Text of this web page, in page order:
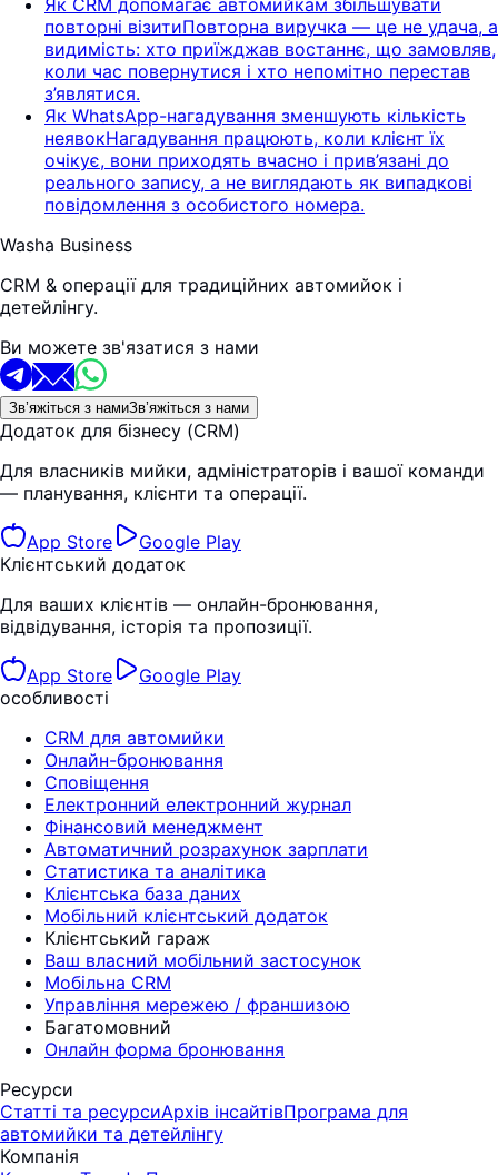
повторні візитиПовторна виручка — це не удача, а
видимість: хто приїжджав востаннє, що замовляв,
коли час повернутися і хто непомітно перестав
з’являтися.
Як WhatsApp-нагадування зменшують кількість
неявокНагадування працюють, коли клієнт їх
очікує, вони приходять вчасно і прив’язані до
реального запису, а не виглядають як випадкові
повідомлення з особистого номера.
Washa Business
CRM & операції для традиційних автомийок і
детейлінгу.
Ви можете зв'язатися з нами
Зв’яжіться з намиЗв’яжіться з нами
Додаток для бізнесу (CRM)
Для власників мийки, адміністраторів і вашої команди
— планування, клієнти та операції.
App Store
Google Play
Клієнтський додаток
Для ваших клієнтів — онлайн-бронювання,
відвідування, історія та пропозиції.
App Store
Google Play
особливості
CRM для автомийки
Онлайн-бронювання
Сповіщення
Електронний електронний журнал
Фінансовий менеджмент
Автоматичний розрахунок зарплати
Статистика та аналітика
Клієнтська база даних
Мобільний клієнтський додаток
Клієнтський гараж
Ваш власний мобільний застосунок
Мобільна CRM
Управління мережею / франшизою
Багатомовний
Онлайн форма бронювання
Ресурси
Статті та ресурсиАрхів інсайтівПрограма для
автомийки та детейлінгу
Компанія